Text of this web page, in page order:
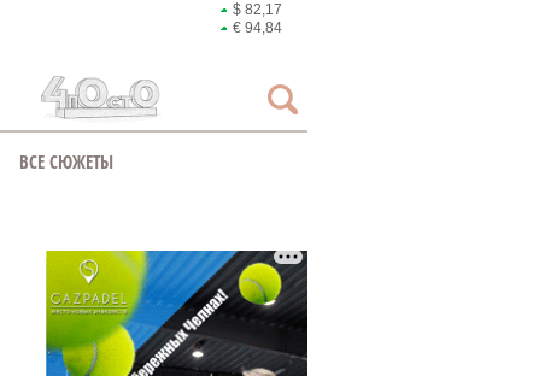
$ 82,17
€ 94,84
ВСЕ СЮЖЕТЫ